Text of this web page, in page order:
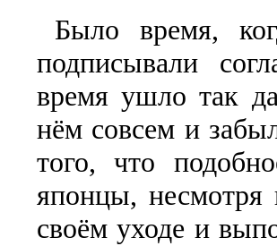
Было время,
подписывали
время ушло так
нём совсем и
того, что
японцы,
своём уходе и